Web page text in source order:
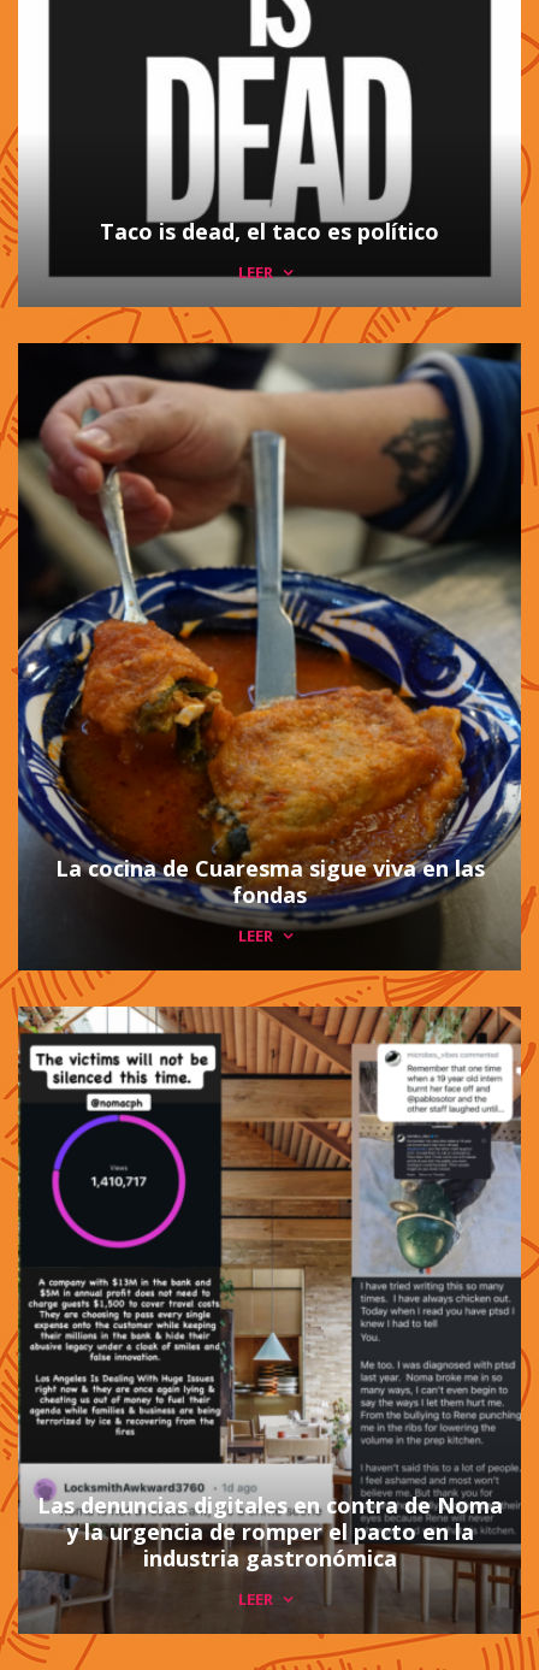
Taco is dead, el taco es político
LEER
La cocina de Cuaresma sigue viva en las
fondas
LEER
Las denuncias digitales en contra de Noma
y la urgencia de romper el pacto en la
industria gastronómica
LEER